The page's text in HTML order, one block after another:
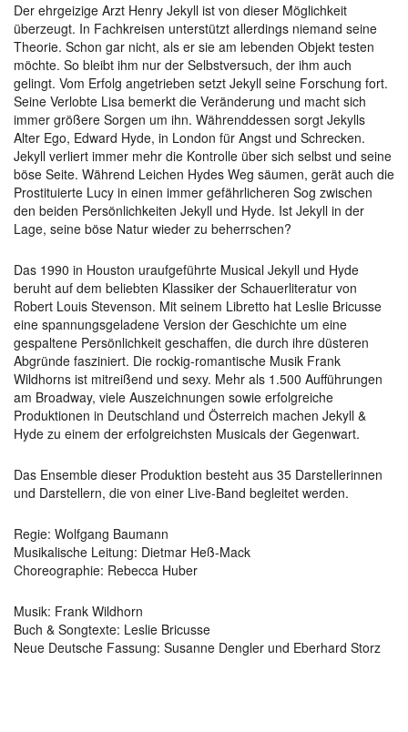
Der ehrgeizige Arzt Henry Jekyll ist von dieser Möglichkeit
überzeugt. In Fachkreisen unterstützt allerdings niemand seine
Theorie. Schon gar nicht, als er sie am lebenden Objekt testen
möchte. So bleibt ihm nur der Selbstversuch, der ihm auch
gelingt. Vom Erfolg angetrieben setzt Jekyll seine Forschung fort.
Seine Verlobte Lisa bemerkt die Veränderung und macht sich
immer größere Sorgen um ihn. Währenddessen sorgt Jekylls
Alter Ego, Edward Hyde, in London für Angst und Schrecken.
Jekyll verliert immer mehr die Kontrolle über sich selbst und seine
böse Seite. Während Leichen Hydes Weg säumen, gerät auch die
Prostituierte Lucy in einen immer gefährlicheren Sog zwischen
den beiden Persönlichkeiten Jekyll und Hyde. Ist Jekyll in der
Lage, seine böse Natur wieder zu beherrschen?
Das 1990 in Houston uraufgeführte Musical Jekyll und Hyde
beruht auf dem beliebten Klassiker der Schauerliteratur von
Robert Louis Stevenson. Mit seinem Libretto hat Leslie Bricusse
eine spannungsgeladene Version der Geschichte um eine
gespaltene Persönlichkeit geschaffen, die durch ihre düsteren
Abgründe fasziniert. Die rockig-romantische Musik Frank
Wildhorns ist mitreißend und sexy. Mehr als 1.500 Aufführungen
am Broadway, viele Auszeichnungen sowie erfolgreiche
Produktionen in Deutschland und Österreich machen Jekyll &
Hyde zu einem der erfolgreichsten Musicals der Gegenwart.
Das Ensemble dieser Produktion besteht aus 35 Darstellerinnen
und Darstellern, die von einer Live-Band begleitet werden.
Regie: Wolfgang Baumann
Musikalische Leitung: Dietmar Heß-Mack
Choreographie: Rebecca Huber
Musik: Frank Wildhorn
Buch & Songtexte: Leslie Bricusse
Neue Deutsche Fassung: Susanne Dengler und Eberhard Storz